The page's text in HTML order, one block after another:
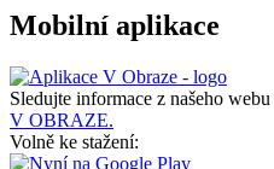
Mobilní aplikace
Sledujte informace z našeho
V OBRAZE.
Volně ke stažení: